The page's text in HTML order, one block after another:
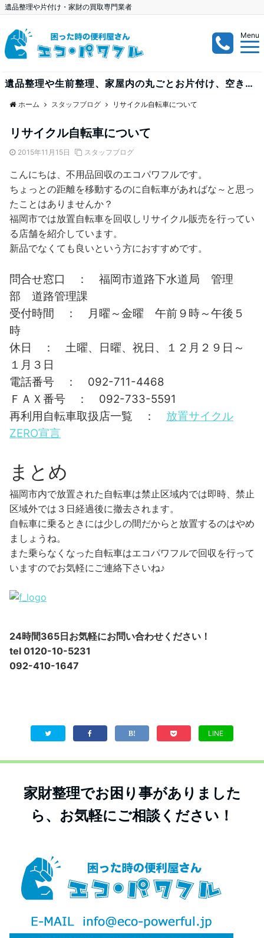
遺品整理や片付け・家財の買取専門業者
Menu
遺品整理や生前整理、家屋内の丸ごとお片付け、空き家、空き部屋、倉庫内の整理など、大量案件も出張見積り無料で受付中！
ホーム スタッフブログ リサイクル自転車について
リサイクル自転車について
2015年11月15日 スタッフブログ
こんにちは、不用品回収のエコパワフルです。
ちょっとの距離を移動するのに自転車があればな～と思っ
たことはありませんか？
福岡市では放置自転車を回収しリサイクル販売を行ってい
る店舗を紹介しています。
新品でなくても良いという方におすすめです。
問合せ窓口 ： 福岡市道路下水道局 管理
部 道路管理課
受付時間 ： 月曜～金曜 午前９時～午後５
時
休日 ： 土曜、日曜、祝日、１２月２９日～
１月３日
電話番号 ： 092-711-4468
ＦＡＸ番号 ： 092-733-5591
再利用自転車取扱店一覧 ： 放置サイクル
ZERO宣言
まとめ
福岡市内で放置された自転車は禁止区域内では即時、禁止
区域外では３日経過後に撤去されます。
自転車に乗るときには少しの間だからと放置するのはやめ
ましょうね。
また乗らなくなった自転車はエコパワフルで回収を行って
いますのでお気軽にご連絡下さいね♪
24時間365日お気軽にお問い合わせください！
tel 0120-10-5231
092-410-1647
LINE
家財整理でお困り事がありました
ら、お気軽にご相談ください！